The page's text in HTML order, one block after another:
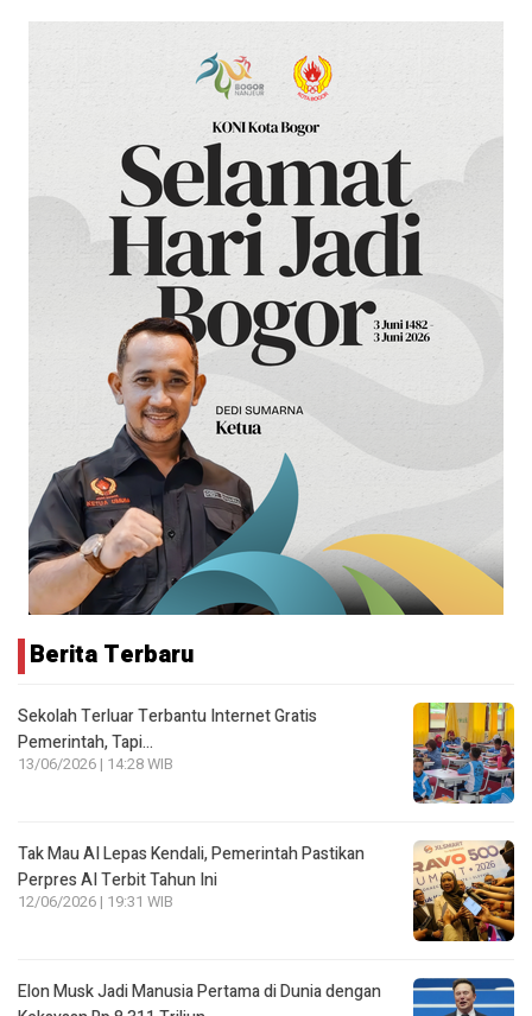
Berita Terbaru
Sekolah Terluar Terbantu Internet Gratis
Pemerintah, Tapi…
13/06/2026 | 14:28 WIB
Tak Mau AI Lepas Kendali, Pemerintah Pastikan
Perpres AI Terbit Tahun Ini
12/06/2026 | 19:31 WIB
Elon Musk Jadi Manusia Pertama di Dunia dengan